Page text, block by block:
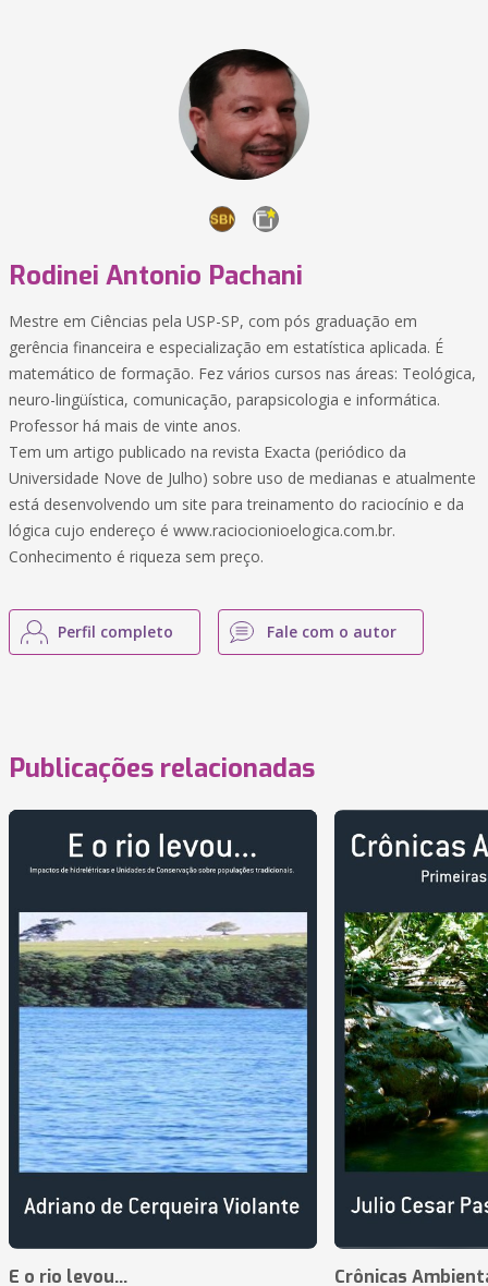
Rodinei Antonio Pachani
Mestre em Ciências pela USP-SP, com pós graduação em
gerência financeira e especialização em estatística aplicada. É
matemático de formação. Fez vários cursos nas áreas: Teológica,
neuro-lingüística, comunicação, parapsicologia e informática.
Professor há mais de vinte anos.
Tem um artigo publicado na revista Exacta (periódico da
Universidade Nove de Julho) sobre uso de medianas e atualmente
está desenvolvendo um site para treinamento do raciocínio e da
lógica cujo endereço é www.raciocionioelogica.com.br.
Conhecimento é riqueza sem preço.
Perfil completo Fale com o autor
Publicações relacionadas
E o rio levou... Crônicas